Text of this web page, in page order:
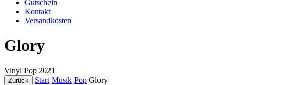
Gutschein
Kontakt
Versandkosten
Glory
Vinyl Pop 2021
Zurück Start Musik Pop Glory